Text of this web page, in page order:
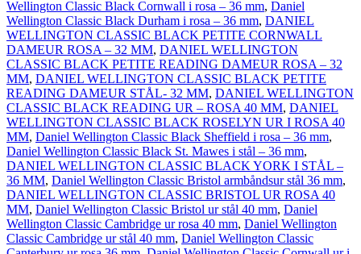
Wellington Classic Black Cornwall i rosa – 36 mm, Daniel
Wellington Classic Black Durham i rosa – 36 mm, DANIEL
WELLINGTON CLASSIC BLACK PETITE CORNWALL
DAMEUR ROSA – 32 MM, DANIEL WELLINGTON
CLASSIC BLACK PETITE READING DAMEUR ROSA – 32
MM, DANIEL WELLINGTON CLASSIC BLACK PETITE
READING DAMEUR STÅL- 32 MM, DANIEL WELLINGTON
CLASSIC BLACK READING UR – ROSA 40 MM, DANIEL
WELLINGTON CLASSIC BLACK ROSELYN UR I ROSA 40
MM, Daniel Wellington Classic Black Sheffield i rosa – 36 mm,
Daniel Wellington Classic Black St. Mawes i stål – 36 mm,
DANIEL WELLINGTON CLASSIC BLACK YORK I STÅL –
36 MM, Daniel Wellington Classic Bristol armbåndsur stål 36 mm,
DANIEL WELLINGTON CLASSIC BRISTOL UR ROSA 40
MM, Daniel Wellington Classic Bristol ur stål 40 mm, Daniel
Wellington Classic Cambridge ur rosa 40 mm, Daniel Wellington
Classic Cambridge ur stål 40 mm, Daniel Wellington Classic